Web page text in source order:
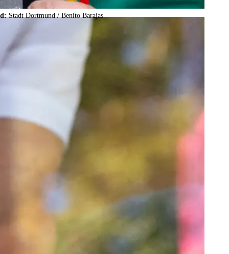
Stadt Dortmund /Benito Barajas